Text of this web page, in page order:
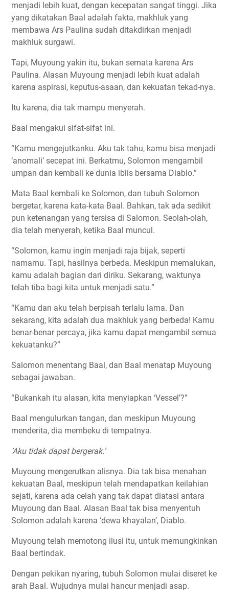
menjadi lebih kuat, dengan kecepatan sangat tinggi. Jika
yang dikatakan Baal adalah fakta, makhluk yang
membawa Ars Paulina sudah ditakdirkan menjadi
makhluk surgawi.
Tapi, Muyoung yakin itu, bukan semata karena Ars
Paulina. Alasan Muyoung menjadi lebih kuat adalah
karena aspirasi, keputus-asaan, dan kekuatan tekad-nya.
Itu karena, dia tak mampu menyerah.
Baal mengakui sifat-sifat ini.
“Kamu mengejutkanku. Aku tak tahu, kamu bisa menjadi
‘anomali’ secepat ini. Berkatmu, Solomon mengambil
umpan dan kembali ke dunia iblis bersama Diablo.”
Mata Baal kembali ke Solomon, dan tubuh Solomon
bergetar, karena kata-kata Baal. Bahkan, tak ada sedikit
pun ketenangan yang tersisa di Salomon. Seolah-olah,
dia telah menyerah, ketika Baal muncul.
“Solomon, kamu ingin menjadi raja bijak, seperti
namamu. Tapi, hasilnya berbeda. Meskipun memalukan,
kamu adalah bagian dari diriku. Sekarang, waktunya
telah tiba bagi kita untuk menjadi satu.”
“Kamu dan aku telah berpisah terlalu lama. Dan
sekarang, kita adalah dua makhluk yang berbeda! Kamu
benar-benar percaya, jika kamu dapat mengambil semua
kekuatanku?”
Salomon menentang Baal, dan Baal menatap Muyoung
sebagai jawaban.
“Bukankah itu alasan, kita menyiapkan ‘Vessel’?”
Baal mengulurkan tangan, dan meskipun Muyoung
menderita, dia membeku di tempatnya.
‘Aku tidak dapat bergerak.’
Muyoung mengerutkan alisnya. Dia tak bisa menahan
kekuatan Baal, meskipun telah mendapatkan keilahian
sejati, karena ada celah yang tak dapat diatasi antara
Muyoung dan Baal. Alasan Baal tak bisa menyentuh
Solomon adalah karena ‘dewa khayalan’, Diablo.
Muyoung telah memotong ilusi itu, untuk memungkinkan
Baal bertindak.
Dengan pekikan nyaring, tubuh Solomon mulai diseret ke
arah Baal. Wujudnya mulai hancur menjadi asap.